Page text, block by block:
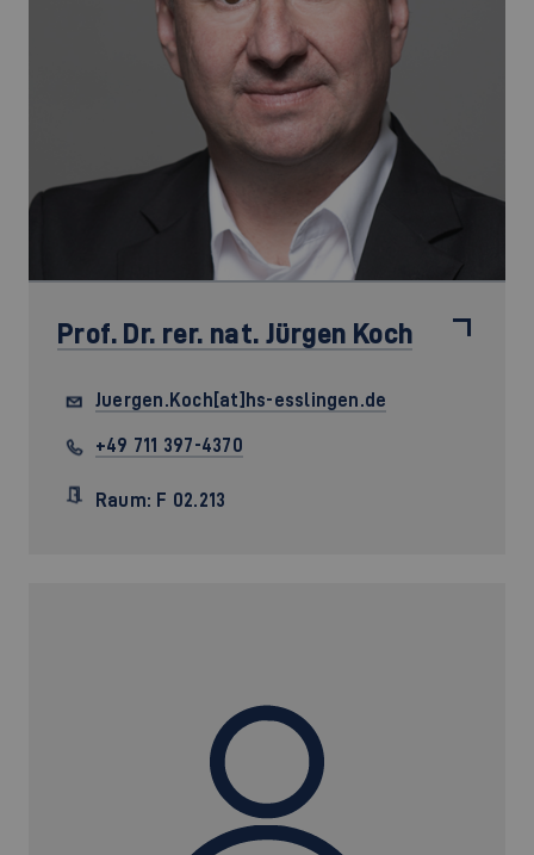
Prof. Dr. rer. nat. Jürgen Koch
Juergen.Koch[at]hs-esslingen.de
+49 711 397-4370
Raum: F 02.213